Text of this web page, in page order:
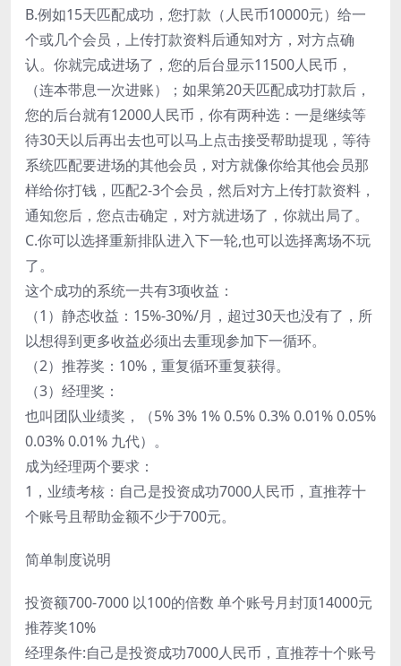
B.例如15天匹配成功，您打款（人民币10000元）给一
个或几个会员，上传打款资料后通知对方，对方点确
认。你就完成进场了，您的后台显示11500人民币，
（连本带息一次进账）；如果第20天匹配成功打款后，
您的后台就有12000人民币，你有两种选：一是继续等
待30天以后再出去也可以马上点击接受帮助提现，等待
系统匹配要进场的其他会员，对方就像你给其他会员那
样给你打钱，匹配2-3个会员，然后对方上传打款资料，
通知您后，您点击确定，对方就进场了，你就出局了。
C.你可以选择重新排队进入下一轮,也可以选择离场不玩
了。
这个成功的系统一共有3项收益：
（1）静态收益：15%-30%/月，超过30天也没有了，所
以想得到更多收益必须出去重现参加下一循环。
（2）推荐奖：10%，重复循环重复获得。
（3）经理奖：
也叫团队业绩奖，（5% 3% 1% 0.5% 0.3% 0.01% 0.05%
0.03% 0.01% 九代）。
成为经理两个要求：
1，业绩考核：自己是投资成功7000人民币，直推荐十
个账号且帮助金额不少于700元。
简单制度说明
投资额700-7000 以100的倍数 单个账号月封顶14000元
推荐奖10%
经理条件:自己是投资成功7000人民币，直推荐十个账号